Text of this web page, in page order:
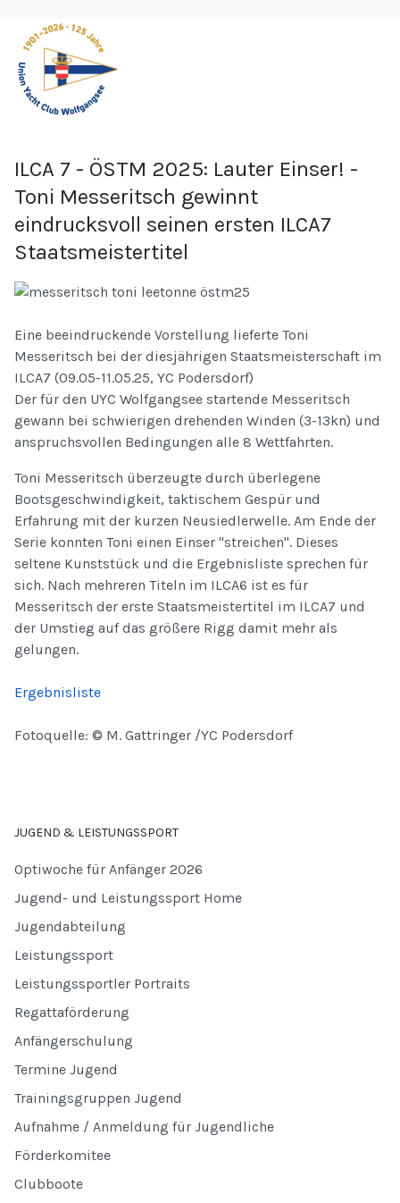
ILCA 7 - ÖSTM 2025: Lauter Einser! -
Toni Messeritsch gewinnt
eindrucksvoll seinen ersten ILCA7
Staatsmeistertitel
Eine beeindruckende Vorstellung lieferte Toni
Messeritsch bei der diesjährigen Staatsmeisterschaft im
ILCA7 (09.05-11.05.25, YC Podersdorf)
Der für den UYC Wolfgangsee startende Messeritsch
gewann bei schwierigen drehenden Winden (3-13kn) und
anspruchsvollen Bedingungen alle 8 Wettfahrten.
Toni Messeritsch überzeugte durch überlegene
Bootsgeschwindigkeit, taktischem Gespür und
Erfahrung mit der kurzen Neusiedlerwelle. Am Ende der
Serie konnten Toni einen Einser "streichen". Dieses
seltene Kunststück und die Ergebnisliste sprechen für
sich. Nach mehreren Titeln im ILCA6 ist es für
Messeritsch der erste Staatsmeistertitel im ILCA7 und
der Umstieg auf das größere Rigg damit mehr als
gelungen.
Ergebnisliste
Fotoquelle: © M. Gattringer /YC Podersdorf
JUGEND & LEISTUNGSSPORT
Optiwoche für Anfänger 2026
Jugend- und Leistungssport Home
Jugendabteilung
Leistungssport
Leistungssportler Portraits
Regattaförderung
Anfängerschulung
Termine Jugend
Trainingsgruppen Jugend
Aufnahme / Anmeldung für Jugendliche
Förderkomitee
Clubboote